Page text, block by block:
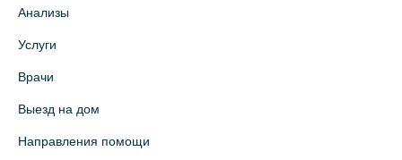
Медицинский центр на ул. Моисеенко, 5
+7 (812) 660-73-69
Анализы
Услуги
Врачи
Выезд на дом
Направления помощи